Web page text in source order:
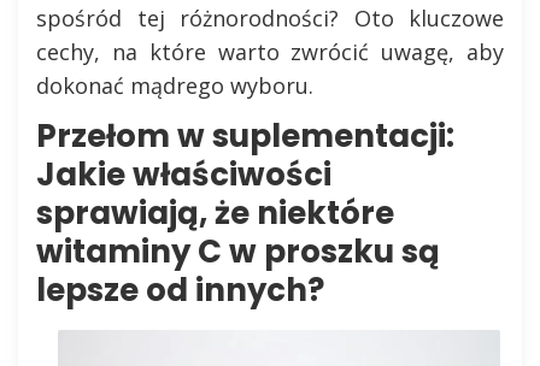
spośród tej różnorodności? Oto kluczowe
cechy, na które warto zwrócić uwagę, aby
dokonać mądrego wyboru.
Przełom w suplementacji:
Jakie właściwości
sprawiają, że niektóre
witaminy C w proszku są
lepsze od innych?